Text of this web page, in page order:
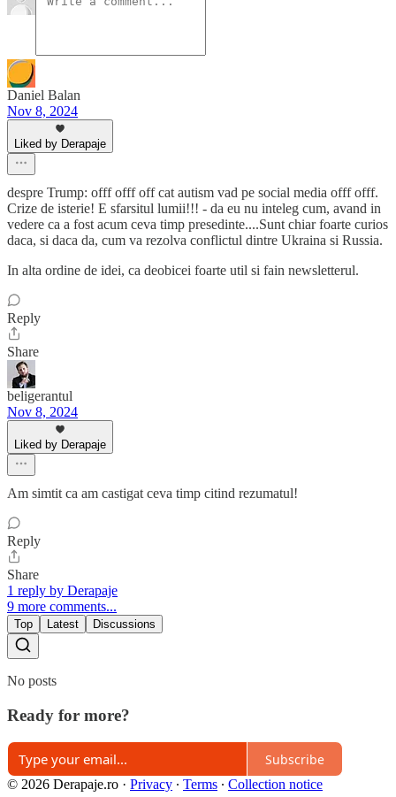
Daniel Balan
Nov 8, 2024
Liked by Derapaje
despre Trump: offf offf off cat autism vad pe social media offf offf.
Crize de isterie! E sfarsitul lumii!!! - da eu nu inteleg cum, avand in
vedere ca a fost acum ceva timp presedinte....Sunt chiar foarte curios
daca, si daca da, cum va rezolva conflictul dintre Ukraina si Russia.
In alta ordine de idei, ca deobicei foarte util si fain newsletterul.
Reply
Share
beligerantul
Nov 8, 2024
Liked by Derapaje
Am simtit ca am castigat ceva timp citind rezumatul!
Reply
Share
1 reply by Derapaje
9 more comments...
Top Latest Discussions
No posts
Ready for more?
Subscribe
© 2026 Derapaje.ro · Privacy ∙ Terms ∙ Collection notice